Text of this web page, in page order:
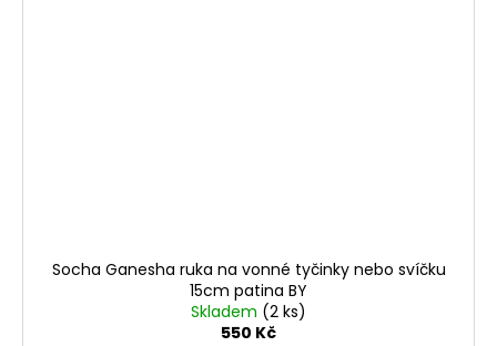
Socha Ganesha ruka na vonné tyčinky nebo svíčku
15cm patina BY
Skladem (2 ks)
550 Kč